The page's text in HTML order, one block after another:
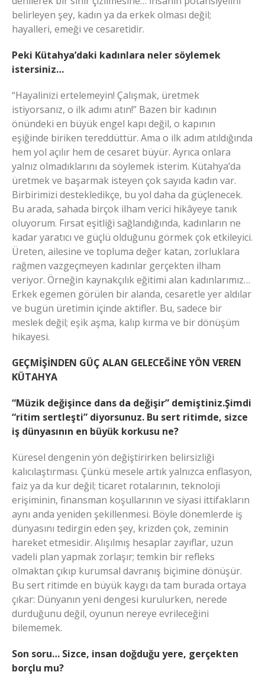
belirleyen şey, kadın ya da erkek olması değil;
hayalleri, emeği ve cesaretidir.
Peki Kütahya’daki kadınlara neler söylemek
istersiniz…
“Hayalinizi ertelemeyin! Çalışmak, üretmek
istiyorsanız, o ilk adımı atın!” Bazen bir kadının
önündeki en büyük engel kapı değil, o kapının
eşiğinde biriken tereddüttür. Ama o ilk adım atıldığında
hem yol açılır hem de cesaret büyür. Ayrıca onlara
yalnız olmadıklarını da söylemek isterim. Kütahya’da
üretmek ve başarmak isteyen çok sayıda kadın var.
Birbirimizi destekledikçe, bu yol daha da güçlenecek.
Bu arada, sahada birçok ilham verici hikâyeye tanık
oluyorum. Fırsat eşitliği sağlandığında, kadınların ne
kadar yaratıcı ve güçlü olduğunu görmek çok etkileyici.
Üreten, ailesine ve topluma değer katan, zorluklara
rağmen vazgeçmeyen kadınlar gerçekten ilham
veriyor. Örneğin kaynakçılık eğitimi alan kadınlarımız…
Erkek egemen görülen bir alanda, cesaretle yer aldılar
ve bugün üretimin içinde aktifler. Bu, sadece bir
meslek değil; eşik aşma, kalıp kırma ve bir dönüşüm
hikayesi.
GEÇMİŞİNDEN GÜÇ ALAN GELECEĞİNE YÖN VEREN
KÜTAHYA
“Müzik değişince dans da değişir” demiştiniz.Şimdi
“ritim sertleşti” diyorsunuz. Bu sert ritimde, sizce
iş dünyasının en büyük korkusu ne?
Küresel dengenin yön değiştirirken belirsizliği
kalıcılaştırması. Çünkü mesele artık yalnızca enflasyon,
faiz ya da kur değil; ticaret rotalarının, teknoloji
erişiminin, finansman koşullarının ve siyasi ittifakların
aynı anda yeniden şekillenmesi. Böyle dönemlerde iş
dünyasını tedirgin eden şey, krizden çok, zeminin
hareket etmesidir. Alışılmış hesaplar zayıflar, uzun
vadeli plan yapmak zorlaşır; temkin bir refleks
olmaktan çıkıp kurumsal davranış biçimine dönüşür.
Bu sert ritimde en büyük kaygı da tam burada ortaya
çıkar: Dünyanın yeni dengesi kurulurken, nerede
durduğunu değil, oyunun nereye evrileceğini
bilememek.
Son soru… Sizce, insan doğduğu yere, gerçekten
borçlu mu?